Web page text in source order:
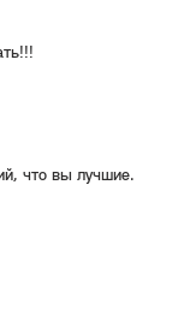
что вы лучшие.